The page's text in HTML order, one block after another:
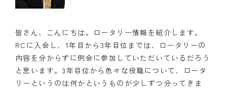
年間プログラム
木曜会
組織図
クラブのあゆみ
皆さん、こんにちは。ロータリー情報を紹介します。
RCに入会し、1年目から3年目位までは、ロータリーの
内容を分からずに例会に参加していただいているだろう
と思います。3年目位から色々な役職について、ロータ
リーというのは何かというものが少しずつ分ってきま